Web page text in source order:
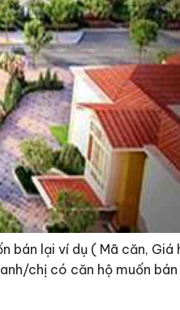
bán lại ví dụ ( Mã căn, Giá
chị có căn hộ muốn